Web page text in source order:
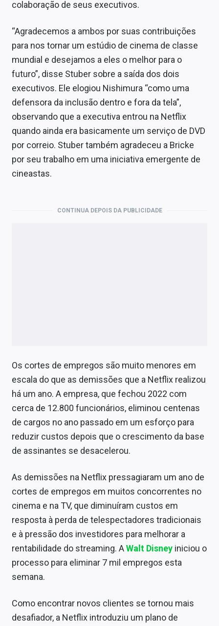
colaboração de seus executivos.
“Agradecemos a ambos por suas contribuições
para nos tornar um estúdio de cinema de classe
mundial e desejamos a eles o melhor para o
futuro”, disse Stuber sobre a saída dos dois
executivos. Ele elogiou Nishimura “como uma
defensora da inclusão dentro e fora da tela”,
observando que a executiva entrou na Netflix
quando ainda era basicamente um serviço de DVD
por correio. Stuber também agradeceu a Bricke
por seu trabalho em uma iniciativa emergente de
cineastas.
CONTINUA DEPOIS DA PUBLICIDADE
Os cortes de empregos são muito menores em
escala do que as demissões que a Netflix realizou
há um ano. A empresa, que fechou 2022 com
cerca de 12.800 funcionários, eliminou centenas
de cargos no ano passado em um esforço para
reduzir custos depois que o crescimento da base
de assinantes se desacelerou.
As demissões na Netflix pressagiaram um ano de
cortes de empregos em muitos concorrentes no
cinema e na TV, que diminuíram custos em
resposta à perda de telespectadores tradicionais
e à pressão dos investidores para melhorar a
rentabilidade do streaming. AWalt Disney iniciou o
processo para eliminar 7 mil empregos esta
semana.
Como encontrar novos clientes se tornou mais
desafiador, a Netflix introduziu um plano de